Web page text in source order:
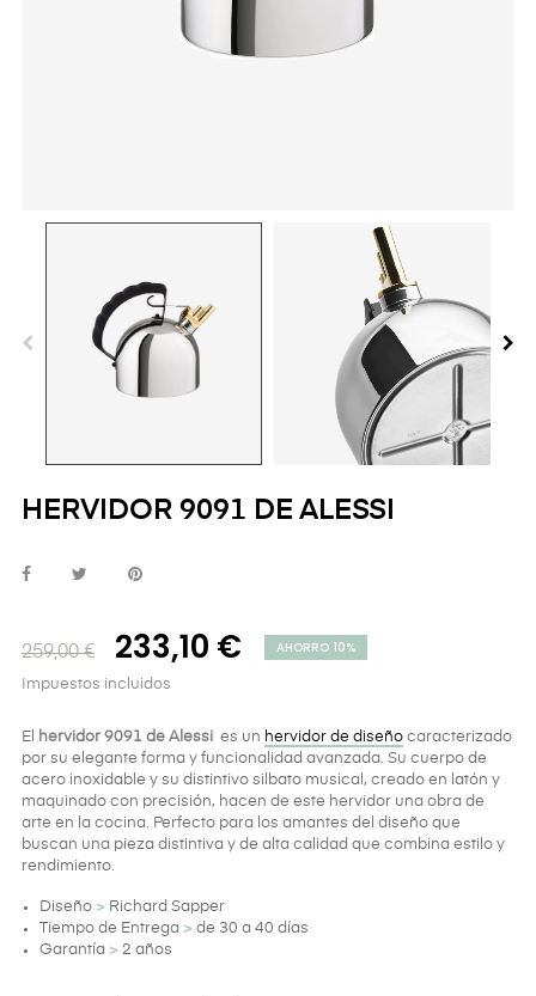
HERVIDOR 9091 DE ALESSI
259,00 € 233,10 € AHORRO 10%
Impuestos incluidos
El hervidor 9091 de Alessi es un hervidor de diseño caracterizado
por su elegante forma y funcionalidad avanzada. Su cuerpo de
acero inoxidable y su distintivo silbato musical, creado en latón y
maquinado con precisión, hacen de este hervidor una obra de
arte en la cocina. Perfecto para los amantes del diseño que
buscan una pieza distintiva y de alta calidad que combina estilo y
rendimiento.
Diseño > Richard Sapper
Tiempo de Entrega > de 30 a 40 días
Garantía > 2 años